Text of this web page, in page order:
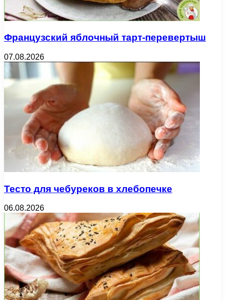
Французский яблочный тарт-перевертыш
07.08.2026
Тесто для чебуреков в хлебопечке
06.08.2026